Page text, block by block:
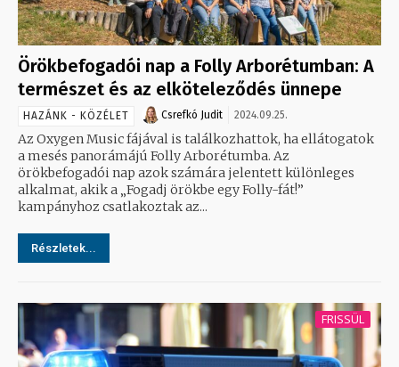
Örökbefogadói nap a Folly Arborétumban: A
természet és az elköteleződés ünnepe
HAZÁNK - KÖZÉLET Csrefkó Judit 2024.09.25.
Az Oxygen Music fájával is találkozhattok, ha ellátogatok
a mesés panorámájú Folly Arborétumba. Az
örökbefogadói nap azok számára jelentett különleges
alkalmat, akik a „Fogadj örökbe egy Folly-fát!”
kampányhoz csatlakoztak az...
Részletek...
FRISSÜL